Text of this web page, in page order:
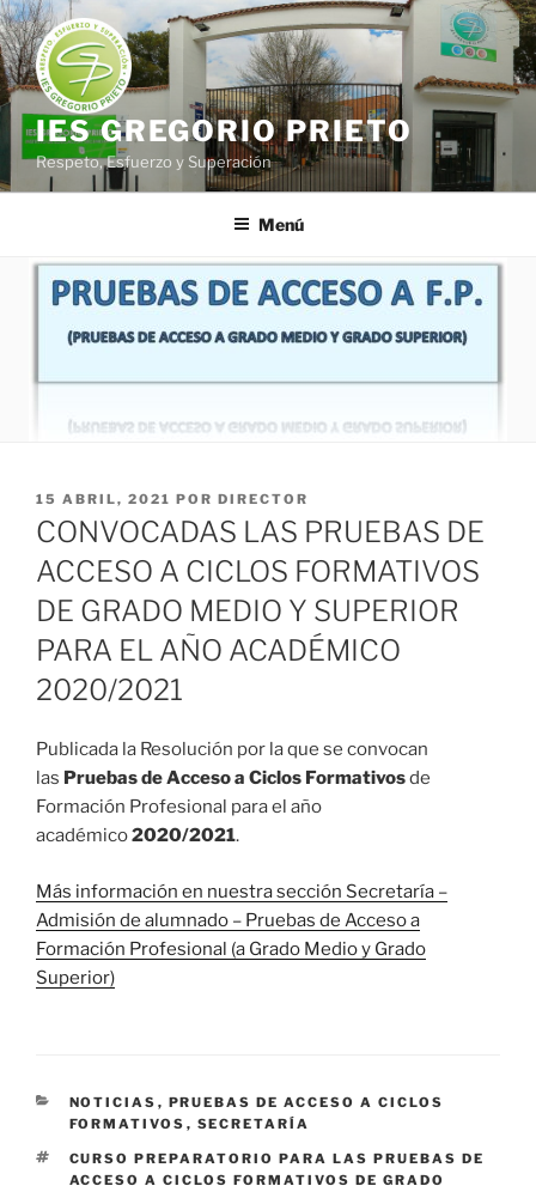
Saltar
al
contenido
IES GREGORIO PRIETO
Respeto, Esfuerzo y Superación
Menú
PUBLICADO
EL
15 ABRIL, 2021 POR DIRECTOR
CONVOCADAS LAS PRUEBAS DE
ACCESO A CICLOS FORMATIVOS
DE GRADO MEDIO Y SUPERIOR
PARA EL AÑO ACADÉMICO
2020/2021
Publicada la Resolución por la que se convocan
las Pruebas de Acceso a Ciclos Formativosde
Formación Profesional para el año
académico2020/2021.
Más información en nuestra sección Secretaría –
Admisión de alumnado – Pruebas de Acceso a
Formación Profesional (a Grado Medio y Grado
Superior)
CATEGORÍAS
NOTICIAS , PRUEBAS DE ACCESO A CICLOS
FORMATIVOS , SECRETARÍA
ETIQUETAS
CURSO PREPARATORIO PARA LAS PRUEBAS DE
ACCESO A CICLOS FORMATIVOS DE GRADO